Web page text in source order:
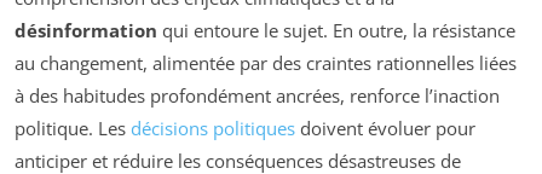
désinformation qui entoure le sujet. En outre, la résistance
au changement, alimentée par des craintes rationnelles liées
à des habitudes profondément ancrées, renforce l’inaction
politique. Les décisions politiques doivent évoluer pour
anticiper et réduire les conséquences désastreuses de